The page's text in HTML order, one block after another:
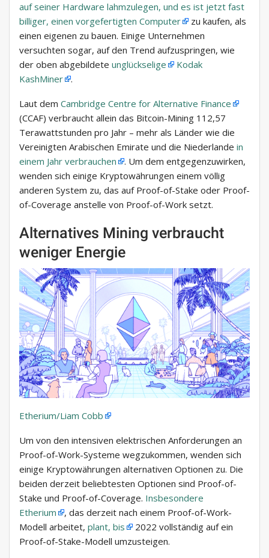
auf seiner Hardware lahmzulegen, und es ist jetzt fast
billiger, einen vorgefertigten Computer
zu kaufen, als
einen eigenen zu bauen. Einige Unternehmen
versuchten sogar, auf den Trend aufzuspringen, wie
der oben abgebildete unglückselige
Kodak
KashMiner
.
Laut dem Cambridge Centre for Alternative Finance
(CCAF) verbraucht allein das Bitcoin-Mining 112,57
Terawattstunden pro Jahr – mehr als Länder wie die
Vereinigten Arabischen Emirate und die Niederlande in
einem Jahr verbrauchen
. Um dem entgegenzuwirken,
wenden sich einige Kryptowährungen einem völlig
anderen System zu, das auf Proof-of-Stake oder Proof-
of-Coverage anstelle von Proof-of-Work setzt.
Alternatives Mining verbraucht
weniger Energie
Etherium/Liam Cobb
Um von den intensiven elektrischen Anforderungen an
Proof-of-Work-Systeme wegzukommen, wenden sich
einige Kryptowährungen alternativen Optionen zu. Die
beiden derzeit beliebtesten Optionen sind Proof-of-
Stake und Proof-of-Coverage. Insbesondere
Etherium
, das derzeit nach einem Proof-of-Work-
Modell arbeitet, plant, bis
2022 vollständig auf ein
Proof-of-Stake-Modell umzusteigen.